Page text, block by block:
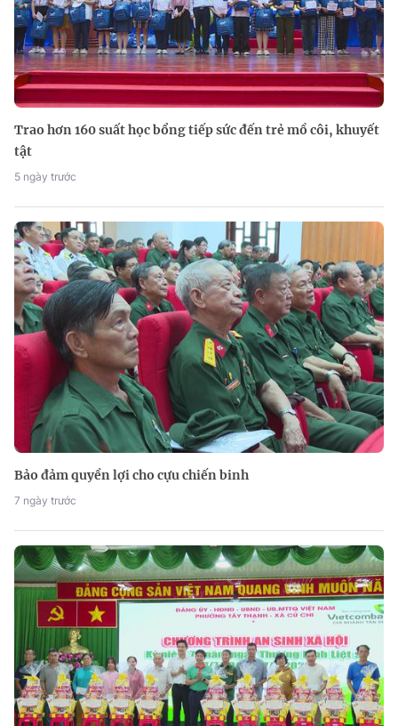
Trao hơn 160 suất học bổng tiếp sức đến trẻ mồ côi, khuyết
tật
5 ngày trước
Bảo đảm quyền lợi cho cựu chiến binh
7 ngày trước